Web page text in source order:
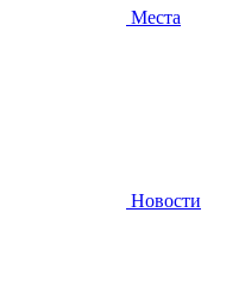
Места
Новости